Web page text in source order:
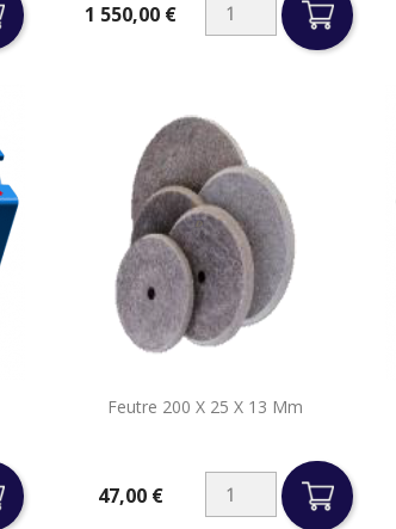
Prix1 550,00 €
Feutre 200 X 25 X 13 Mm
47,00 €
 Aperçu rapide